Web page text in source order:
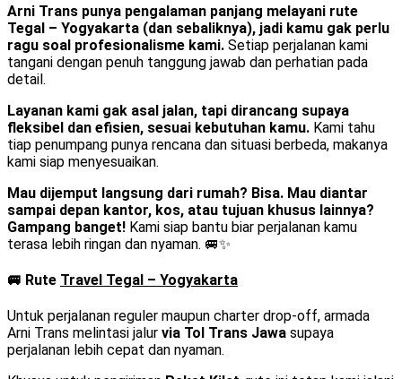
Arni Trans punya pengalaman panjang melayani rute
Tegal – Yogyakarta (dan sebaliknya), jadi kamu gak perlu
ragu soal profesionalisme kami. Setiap perjalanan kami
tangani dengan penuh tanggung jawab dan perhatian pada
detail.
Layanan kami gak asal jalan, tapi dirancang supaya
fleksibel dan efisien, sesuai kebutuhan kamu. Kami tahu
tiap penumpang punya rencana dan situasi berbeda, makanya
kami siap menyesuaikan.
Mau dijemput langsung dari rumah? Bisa. Mau diantar
sampai depan kantor, kos, atau tujuan khusus lainnya?
Gampang banget! Kami siap bantu biar perjalanan kamu
terasa lebih ringan dan nyaman. 🚐✨
🚐 Rute Travel Tegal – Yogyakarta
Untuk perjalanan reguler maupun charter drop-off, armada
Arni Trans melintasi jalur via Tol Trans Jawa supaya
perjalanan lebih cepat dan nyaman.